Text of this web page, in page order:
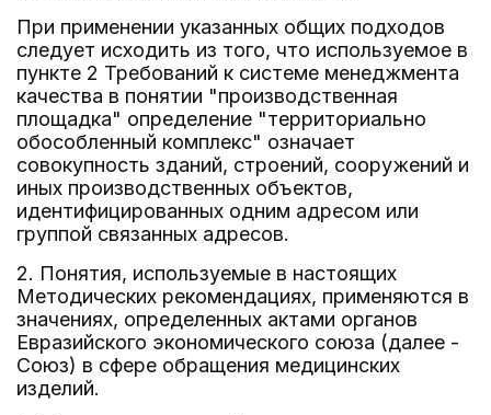
При применении указанных общих подходов
следует исходить из того, что используемое в
пункте 2 Требований к системе менеджмента
качества в понятии "производственная
площадка" определение "территориально
обособленный комплекс" означает
совокупность зданий, строений, сооружений и
иных производственных объектов,
идентифицированных одним адресом или
группой связанных адресов.
2. Понятия, используемые в настоящих
Методических рекомендациях, применяются в
значениях, определенных актами органов
Евразийского экономического союза (далее -
Союз) в сфере обращения медицинских
изделий.